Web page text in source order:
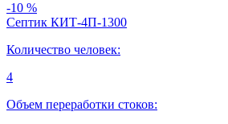
-10 %
Септик КИТ-4П-1300
Количество человек:
4
Объем переработки стоков: